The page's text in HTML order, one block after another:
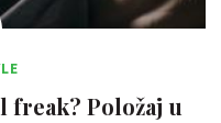
Položaj u